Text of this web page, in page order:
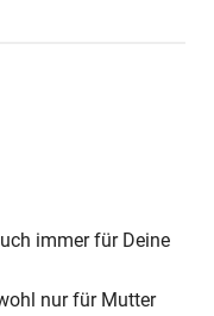
immer für Deine
nur für Mutter